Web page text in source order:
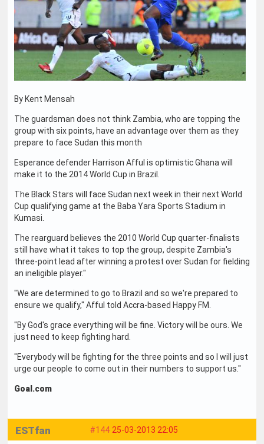
By Kent Mensah
The guardsman does not think Zambia, who are topping the
group with six points, have an advantage over them as they
prepare to face Sudan this month
Esperance defender Harrison Afful is optimistic Ghana will
make it to the 2014 World Cup in Brazil.
The Black Stars will face Sudan next week in their next World
Cup qualifying game at the Baba Yara Sports Stadium in
Kumasi.
The rearguard believes the 2010 World Cup quarter-finalists
still have what it takes to top the group, despite Zambia's
three-point lead after winning a protest over Sudan for fielding
an ineligible player."
"We are determined to go to Brazil and so we're prepared to
ensure we qualify," Afful told Accra-based Happy FM.
"By God's grace everything will be fine. Victory will be ours. We
just need to keep fighting hard.
"Everybody will be fighting for the three points and so I will just
urge our people to come out in their numbers to support us."
Goal.com
#144 25-03-2013 22:05
ESTfan